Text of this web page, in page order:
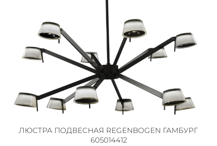
ЛЮСТРА ПОДВЕСНАЯ REGENBOGEN ГАМБУРГ
605014412